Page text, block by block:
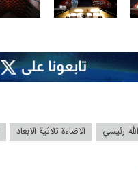
رئيسي الاضاءة ثلاثية الابعاد